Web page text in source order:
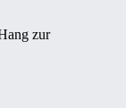
zur